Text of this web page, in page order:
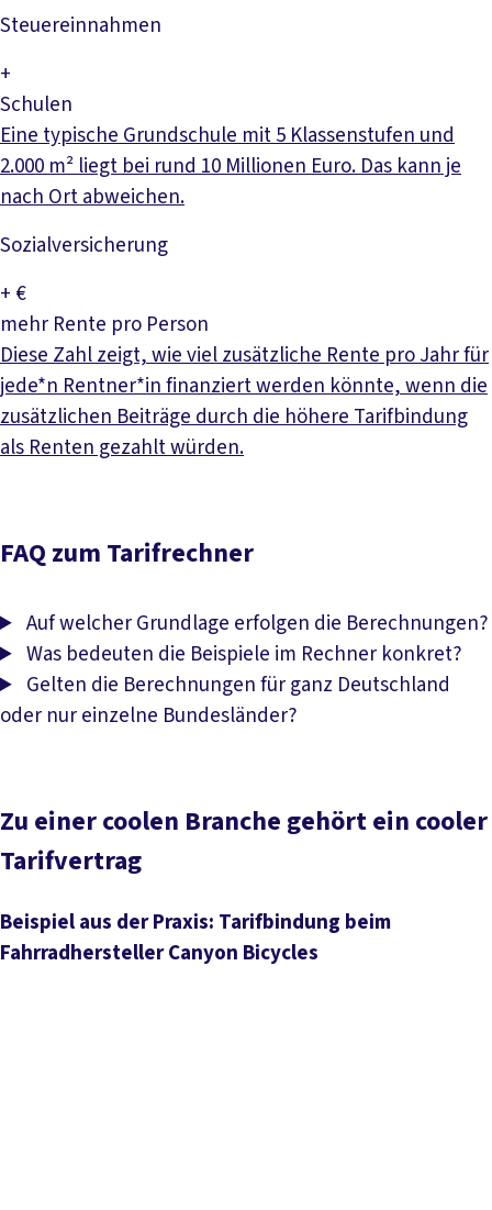
Steuer­einnahmen
+
Schulen
Eine typische Grundschule mit 5 Klassenstufen und
2.000 m² liegt bei rund 10 Millionen Euro. Das kann je
nach Ort abweichen.
Sozial­versicherung
+ €
mehr Rente pro Person
Diese Zahl zeigt, wie viel zusätzliche Rente pro Jahr für
jede*n Rentner*in finanziert werden könnte, wenn die
zusätzlichen Beiträge durch die höhere Tarifbindung
als Renten gezahlt würden.
FAQ zum Tarifrechner
Auf welcher Grundlage erfolgen die Berechnungen?
Was bedeuten die Beispiele im Rechner konkret?
Gelten die Berechnungen für ganz Deutschland
oder nur einzelne Bundesländer?
Zu einer coolen Branche gehört ein cooler
Tarifvertrag
Beispiel aus der Praxis: Tarifbindung beim
Fahrradhersteller Canyon Bicycles